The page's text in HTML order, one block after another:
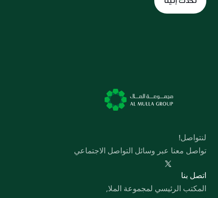
لنتواصل!
تواصل معنا عبر وسائل التواصل الاجتماعي
  اﺗﺼﻞ ﺑﻨﺎ
المكتب الرئيسي لمجموعة الملا,